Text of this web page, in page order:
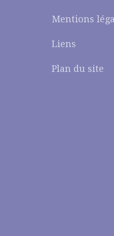
Mentions
Liens
Plan du site